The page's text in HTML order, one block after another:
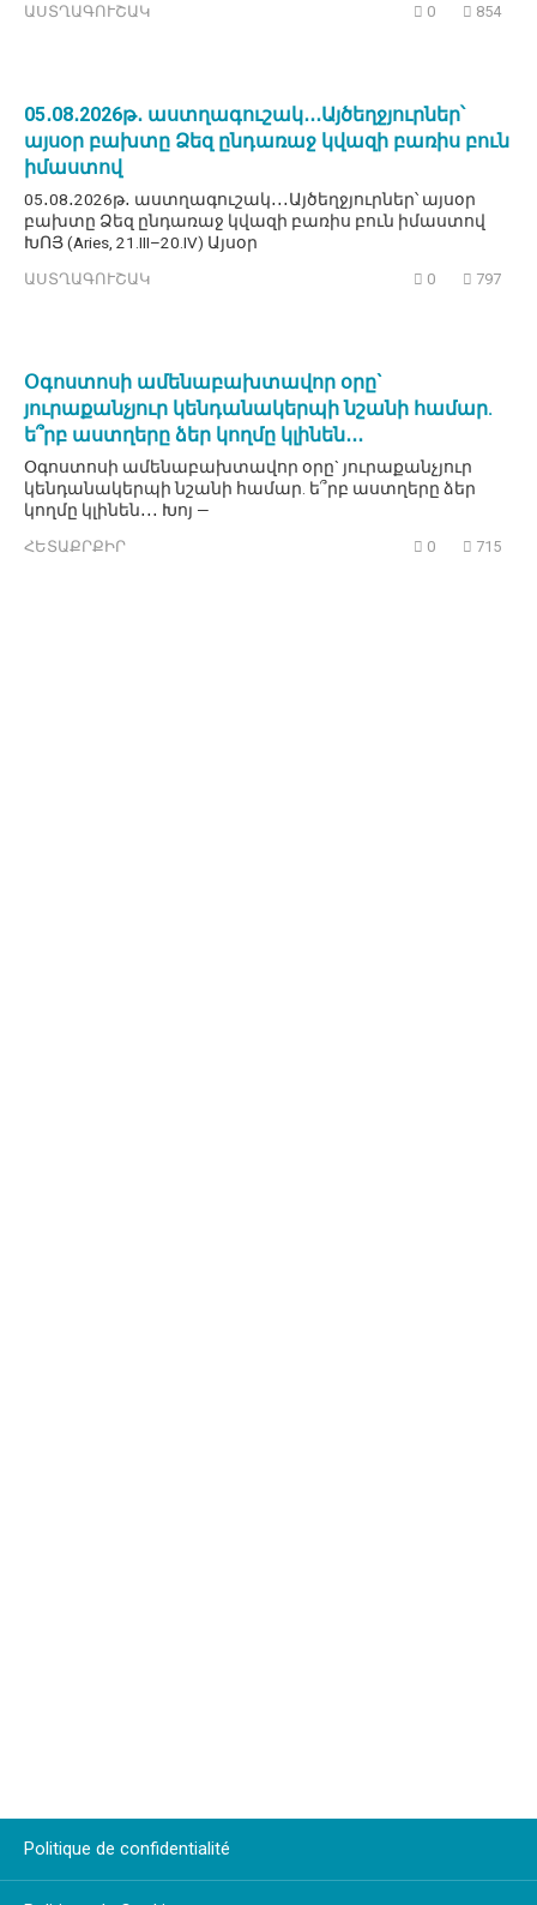
ԱՍՏՂԱԳՈՒՇԱԿ 0 854
05․08․2026թ․ աստղագուշակ․․․Այծեղջյուրներ՝
այսօր բախտը Ձեզ ընդառաջ կվազի բառիս բուն
իմաստով
05․08․2026թ․ աստղագուշակ․․․Այծեղջյուրներ՝ այսօր
բախտը Ձեզ ընդառաջ կվազի բառիս բուն իմաստով
ԽՈՅ (Aries, 21.III–20.IV) Այսօր
ԱՍՏՂԱԳՈՒՇԱԿ 0 797
Օգոստոսի ամենաբախտավոր օրը`
յուրաքանչյուր կենդանակերպի նշանի համար.
ե՞րբ աստղերը ձեր կողմը կլինեն․․․
Օգոստոսի ամենաբախտավոր օրը` յուրաքանչյուր
կենդանակերպի նշանի համար. ե՞րբ աստղերը ձեր
կողմը կլինեն․․․ Խոյ —
ՀԵՏԱՔՐՔԻՐ 0 715
Politique de confidentialité